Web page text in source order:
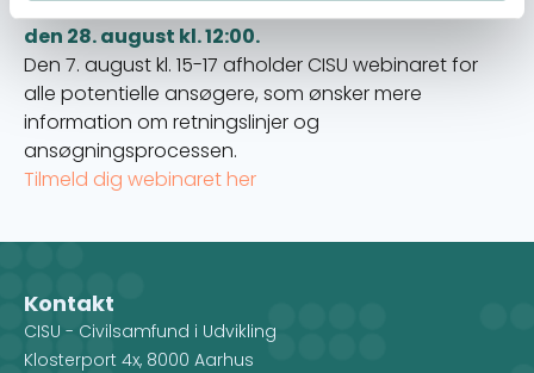
Puljens anden – og sidste – ansøgningsfrist er
den 28. august kl. 12:00.
Den 7. august kl. 15-17 afholder CISU webinaret for
alle potentielle ansøgere, som ønsker mere
information om retningslinjer og
ansøgningsprocessen.
Tilmeld dig webinaret her
Kontakt
CISU - Civilsamfund i Udvikling
Klosterport 4x, 8000 Aarhus